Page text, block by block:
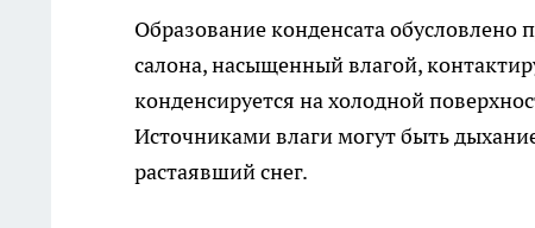
Образование конденсата
салона, насыщенный влагой,
конденсируется на холодной
Источниками влаги могут быть
растаявший снег.